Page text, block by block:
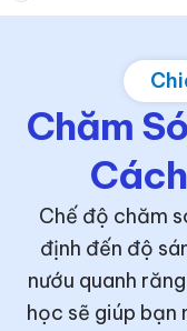
Chăm
Chế độ chăm
định đến độ
nướu quanh
học sẽ giúp bạn